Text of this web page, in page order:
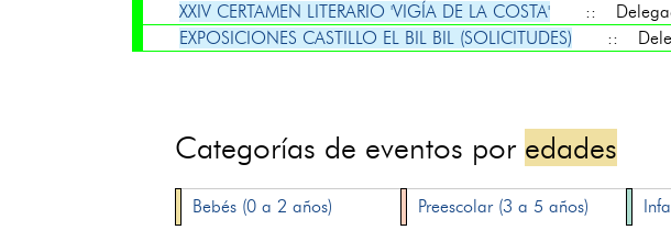
XXIV CERTAMEN LITERARIO 'VIGÍA DE LA COSTA'
::
EXPOSICIONES CASTILLO EL BIL BIL (SOLICITUDES)
::
Categorías de eventos por edades
Bebés (0 a 2 años) Preescolar (3 a 5 años)